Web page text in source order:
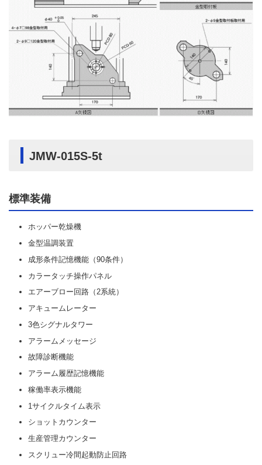
JMW-015S-5t
標準装備
ホッパー乾燥機
金型温調装置
成形条件記憶機能（90条件）
カラータッチ操作パネル
エアーブロー回路（2系統）
アキュームレーター
3色シグナルタワー
アラームメッセージ
故障診断機能
アラーム履歴記憶機能
稼働率表示機能
1サイクルタイム表示
ショットカウンター
生産管理カウンター
スクリュー冷間起動防止回路